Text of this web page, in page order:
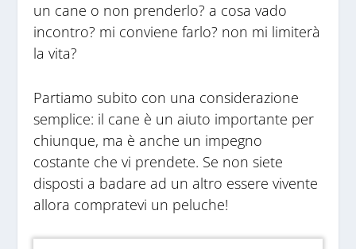
un cane o non prenderlo? a cosa vado
incontro? mi conviene farlo? non mi limiterà
la vita?
Partiamo subito con una considerazione
semplice: il cane è un aiuto importante per
chiunque, ma è anche un impegno
costante che vi prendete. Se non siete
disposti a badare ad un altro essere vivente
allora compratevi un peluche!